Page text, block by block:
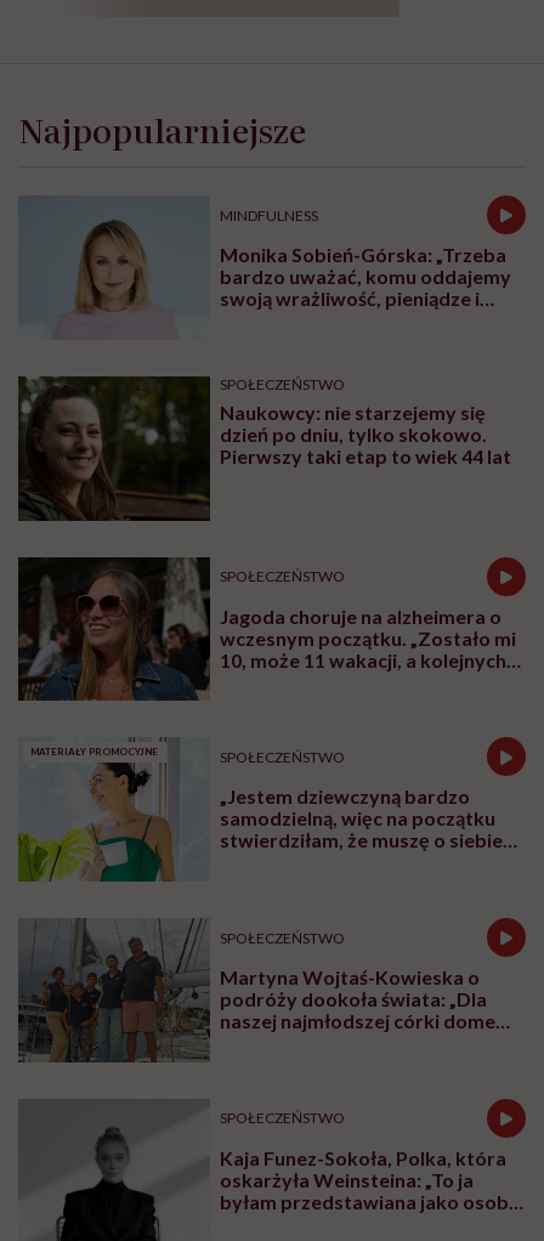
Czy obecność rodziców przy
hospitalizowanych dzieciach naprawdę
odpowiedź świata nauki jest jednoznaczna:
tak. Opieka skoncentrowana na rodzinie nie
jest dodatkiem do terapii, ale jej integralną
częścią.
Posłuchaj
Wysłuchasz w 65 min
W rozmowie z Karoliną Wierzbińską Katarzyna
Rodziewicz, prezeska Fundacji Dom Ronalda
McDonalda Polska opowiada o tym, dlaczego dzieci,
przy których są rodzice, zdrowieją szybciej i lepiej
szpitalach, o potrzebie bliskości, komunikacji i o tym,
dlaczego rodzic nie może czuć się tam jak intruz.
Posłuchajpodcastu
Posłuchaj nas również na:
YouTube Spotify